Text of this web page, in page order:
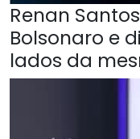
Renan
Bolsonaro e
lados da